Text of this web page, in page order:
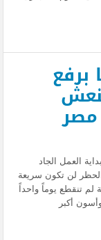
برفع
مصر
العمل الجاد
الحظر لن تكون سريعة
لم تنقطع يوماً واحداً
أكبر